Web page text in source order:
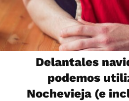
Delantales
podemos
Nochevieja (e